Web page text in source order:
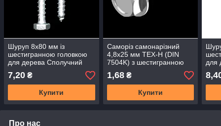
Шуруп 8х80 мм із
шестигранною головкою
для дерева Сполучний
DIN 571 6гр цб
оцинкований Гвинт
7,20 ₴
Купити
Саморіз самонарізний
4,8х25 мм TEX-Н (DIN
7504K) з шестигранною
головкою
1,68₴
Купити
для
DIN
Про нас